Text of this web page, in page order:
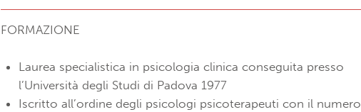
FORMAZIONE
Laurea specialistica in psicologia clinica conseguita presso
l’Università degli Studi di Padova 1977
Iscritto all’ordine degli psicologi psicoterapeuti con il numero